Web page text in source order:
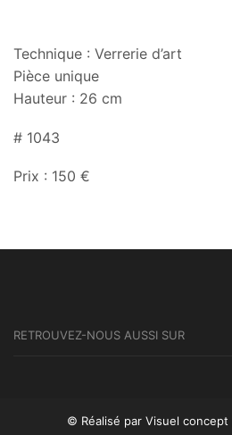
Technique : Verrerie d’art
Pièce unique
Hauteur : 26 cm
# 1043
Prix : 150 €
RETROUVEZ-NOUS AUSSI SUR
© Réalisé par Visuel concept